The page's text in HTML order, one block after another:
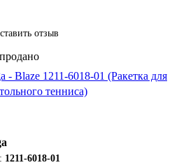
отзыв
- Blaze 1211-6018-01 (Ракетка для
тенниса)
1211-6018-01